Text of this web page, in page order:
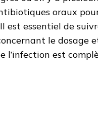
oraux
est essentiel de
le dosage
l’infection est